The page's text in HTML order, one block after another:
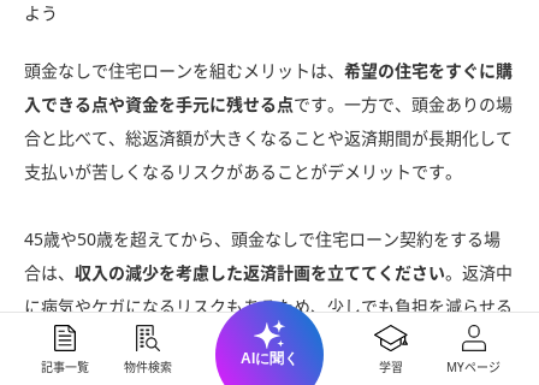
よう
頭金なしで住宅ローンを組むメリットは、 希望の住宅をすぐに購
入できる点や資金を手元に残せる点です。一方で、頭金ありの場
合と比べて、総返済額が大きくなることや返済期間が長期化して
支払いが苦しくなるリスクがあることがデメリットです。
45歳や50歳を超えてから、頭金なしで住宅ローン契約をする場
合は、 収入の減少を考慮した返済計画を立ててください。返済中
に病気やケガになるリスクもあるため、少しでも負担を減らせる
ように積極的に繰り上げ返済を行いましょう。
記事一覧 物件検索 MYページ
学習
AIに聞く